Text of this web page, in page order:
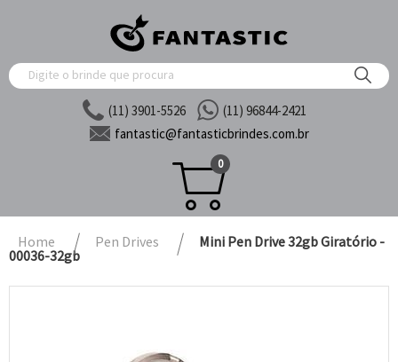
(11) 3901-5526
(11) 96844-2421
fantastic@fantasticbrindes.com.br
0
Home Pen Drives
Mini Pen Drive 32gb Giratório -
00036-32gb